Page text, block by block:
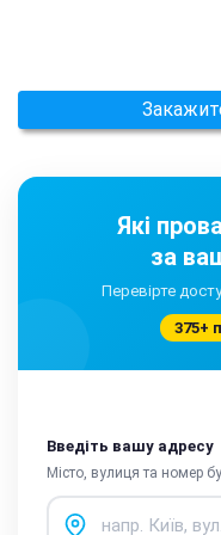
Які
за
Перевірте
375+
Введіть вашу адресу
Місто, вулиця та номер